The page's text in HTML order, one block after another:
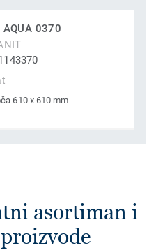
AQUA 0370
610 x 610 mm
asortiman i